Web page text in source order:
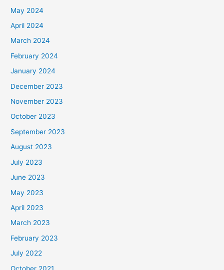
May 2024
April 2024
March 2024
February 2024
January 2024
December 2023
November 2023
October 2023
September 2023
August 2023
July 2023
June 2023
May 2023
April 2023
March 2023
February 2023
July 2022
October 2021